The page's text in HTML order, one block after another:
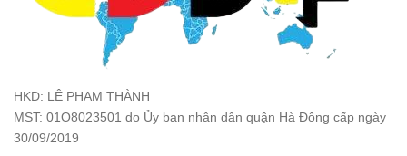
HKD: LÊ PHẠM THÀNH
MST: 01O8023501 do Ủy ban nhân dân quận Hà Đông cấp ngày
30/09/2019